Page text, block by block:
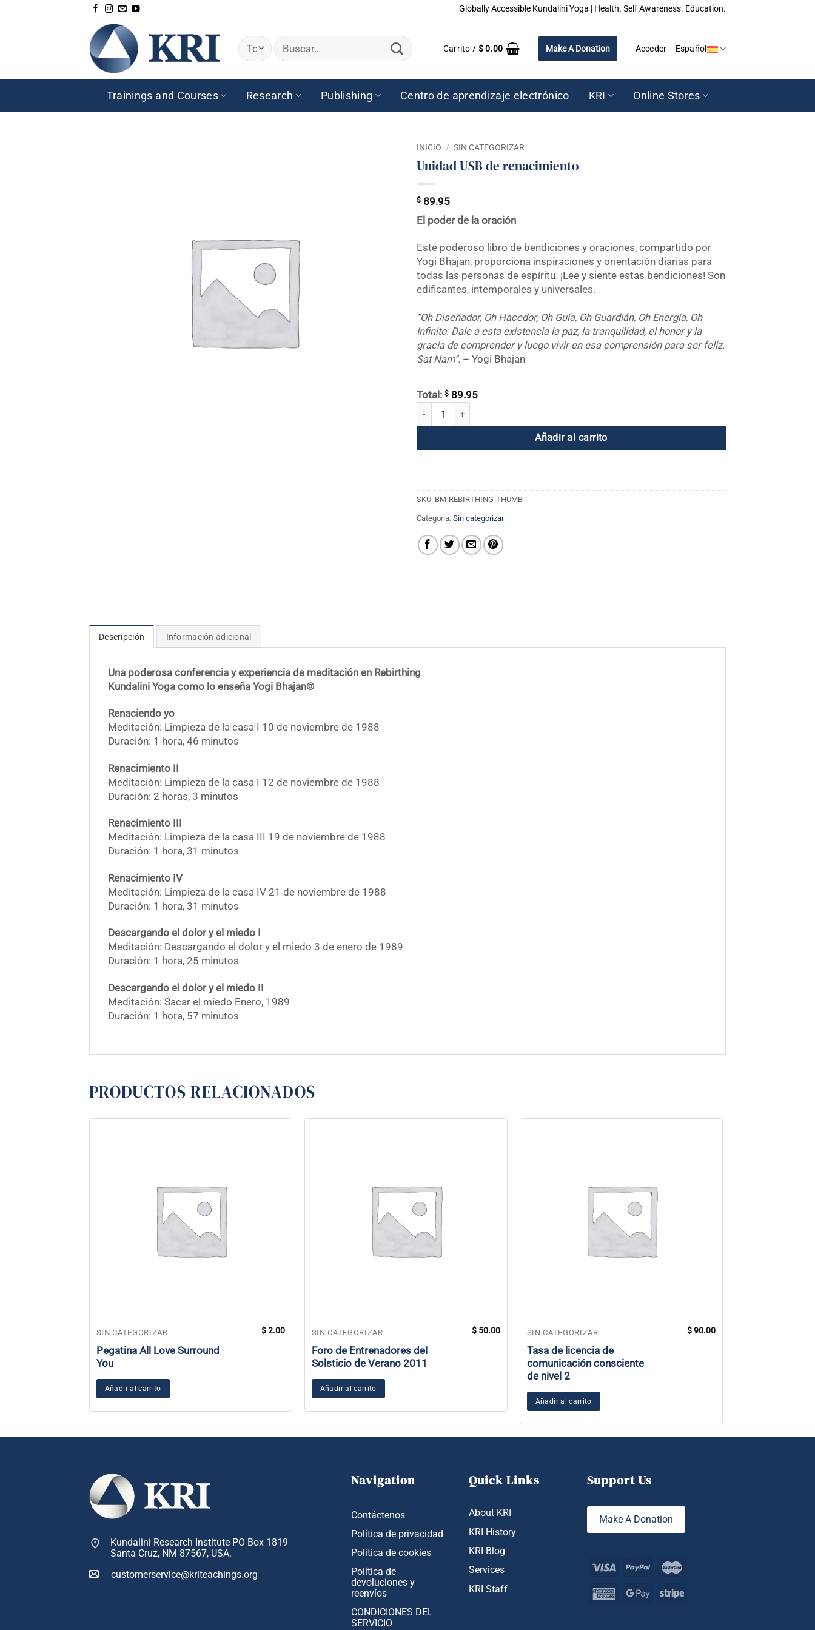
Globally Accessible Kundalini Yoga | Health. Self Awareness. Education.
Buscar
por:
Carrito / $0.00 Make A Donation Acceder Español
Trainings and Courses Research Publishing Centro de aprendizaje electrónico KRI Online Stores
INICIO / SIN CATEGORIZAR
Unidad USB de renacimiento
$ 89.95
El poder de la oración
Este poderoso libro de bendiciones y oraciones, compartido por
Yogi Bhajan, proporciona inspiraciones y orientación diarias para
todas las personas de espíritu. ¡Lee y siente estas bendiciones! Son
edificantes, intemporales y universales.
“Oh Diseñador, Oh Hacedor, Oh Guía, Oh Guardián, Oh Energía, Oh
Infinito: Dale a esta existencia la paz, la tranquilidad, el honor y la
gracia de comprender y luego vivir en esa comprensión para ser feliz.
Sat Nam”. – Yogi Bhajan
Total: $ 89.95
Unidad USB de renacimiento cantidad
Añadir al carrito
SKU: BM-REBIRTHING-THUMB
Categoría: Sin categorizar
Descripción Información adicional
Una poderosa conferencia y experiencia de meditación en Rebirthing
Kundalini Yoga como lo enseña Yogi Bhajan©
Renaciendo yo
Meditación: Limpieza de la casa I 10 de noviembre de 1988
Duración: 1 hora, 46 minutos
Renacimiento II
Meditación: Limpieza de la casa I 12 de noviembre de 1988
Duración: 2 horas, 3 minutos
Renacimiento III
Meditación: Limpieza de la casa III 19 de noviembre de 1988
Duración: 1 hora, 31 minutos
Renacimiento IV
Meditación: Limpieza de la casa IV 21 de noviembre de 1988
Duración: 1 hora, 31 minutos
Descargando el dolor y el miedo I
Meditación: Descargando el dolor y el miedo 3 de enero de 1989
Duración: 1 hora, 25 minutos
Descargando el dolor y el miedo II
Meditación: Sacar el miedo Enero, 1989
Duración: 1 hora, 57 minutos
PRODUCTOS RELACIONADOS
SIN CATEGORIZAR
Pegatina All Love Surround
You
$2.00
Añadir al carrito
SIN CATEGORIZAR
Foro de Entrenadores del
Solsticio de Verano 2011
$ 50.00
Añadir al carrito
SIN CATEGORIZAR
Tasa de licencia de
comunicación consciente
de nivel 2
$90.00
Añadir al carrito
Kundalini Research Institute PO Box 1819
Santa Cruz, NM 87567, USA.
customerservice@kriteachings.org
Navigation
Contáctenos
Política de privacidad
Política de cookies
Política de
devoluciones y
reenvíos
CONDICIONES DEL
SERVICIO
Quick Links
About KRI
KRI History
KRI Blog
Services
KRI Staff
Support Us
Make A Donation